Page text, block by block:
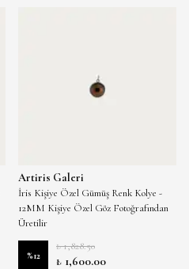
Artiris Galeri
İris Kişiye Özel Gümüş Renk Kolye -
12MM Kişiye Özel Göz Fotoğrafından
Üretilir
%12
₺ 1,828.50
₺ 1,600.00